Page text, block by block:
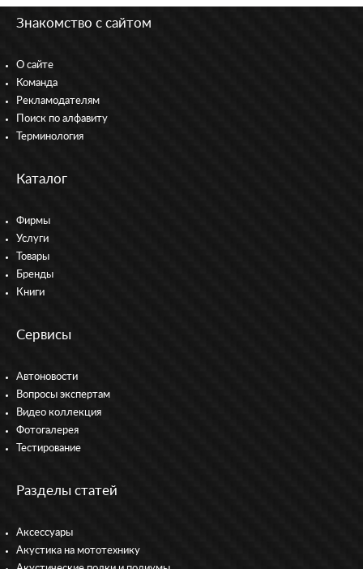
Знакомство с сайтом
О сайте
Команда
Рекламодателям
Поиск по алфавиту
Терминология
Каталог
Фирмы
Услуги
Товары
Бренды
Книги
Сервисы
Автоновости
Вопросы экспертам
Видео коллекция
Фотогалерея
Тестирование
Разделы статей
Аксессуары
Акустика на мототехнику